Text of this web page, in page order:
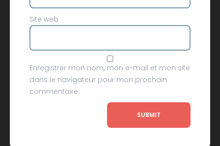
Site web
Enregistrer mon nom, mon e-mail et mon site
dans le navigateur pour mon prochain
commentaire.